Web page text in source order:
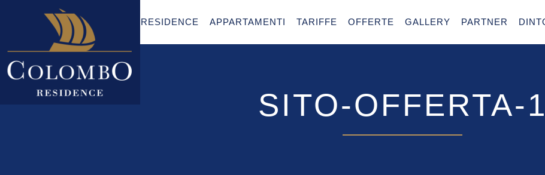
RESIDENCE APPARTAMENTI TARIFFE OFFERTE GALLERY PARTNER
SITO-OFFERTA-1